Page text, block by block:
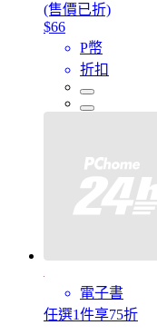
(售價已折)
$66
P幣
折扣
電子書
任選1件享75折